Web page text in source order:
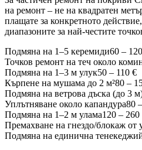
на ремонт – не на квадратен
плащате за конкретното
диапазоните за най-честите
Подмяна на 1–5 керемиди60 –
Точков ремонт на теч около
Подмяна на 1–3 м улук50 – 110 €
Кърпене на мушама до 2 м²80 –
Подмяна на ветрова дъска (до 3
Уплътняване около капандура80
Подмяна на 1–2 м улама120 – 260
Премахване на гнездо/блокаж от
Подмяна на единична